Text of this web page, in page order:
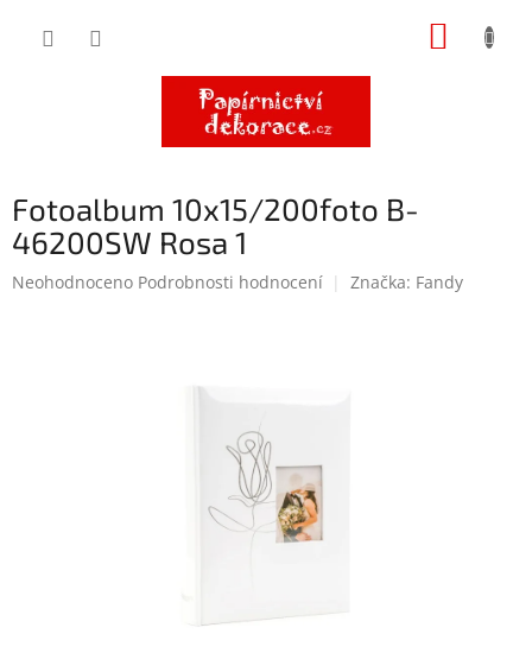
Fotoalbum 10x15/200foto B-
46200SW Rosa 1
Průměrné
Neohodnoceno Podrobnosti hodnocení Značka: Fandy